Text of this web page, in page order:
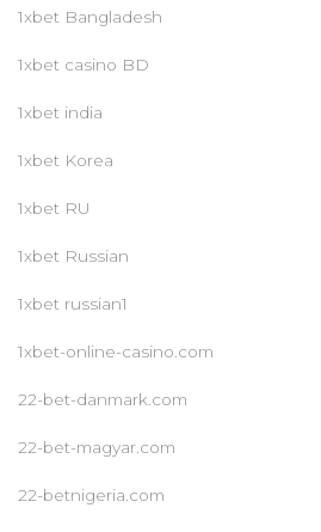
1xbet Bangladesh
1xbet casino BD
1xbet india
1xbet Korea
1xbet RU
1xbet Russian
1xbet russian1
1xbet-online-casino.com
22-bet-danmark.com
22-bet-magyar.com
22-betnigeria.com